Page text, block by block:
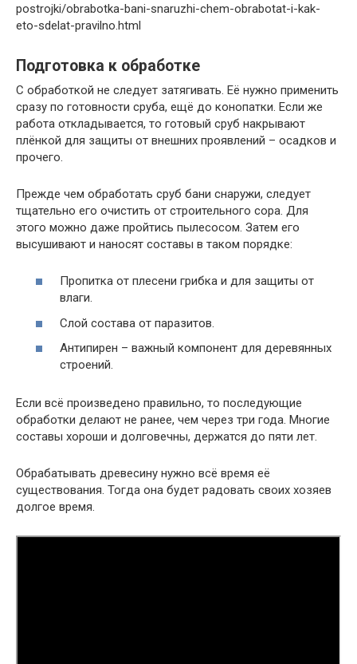
postrojki/obrabotka-bani-snaruzhi-chem-obrabotat-i-kak-
eto-sdelat-pravilno.html
Подготовка к обработке
С обработкой не следует затягивать. Её нужно применить
сразу по готовности сруба, ещё до конопатки. Если же
работа откладывается, то готовый сруб накрывают
плёнкой для защиты от внешних проявлений – осадков и
прочего.
Прежде чем обработать сруб бани снаружи, следует
тщательно его очистить от строительного сора. Для
этого можно даже пройтись пылесосом. Затем его
высушивают и наносят составы в таком порядке:
Пропитка от плесени грибка и для защиты от
влаги.
Слой состава от паразитов.
Антипирен – важный компонент для деревянных
строений.
Если всё произведено правильно, то последующие
обработки делают не ранее, чем через три года. Многие
составы хороши и долговечны, держатся до пяти лет.
Обрабатывать древесину нужно всё время её
существования. Тогда она будет радовать своих хозяев
долгое время.